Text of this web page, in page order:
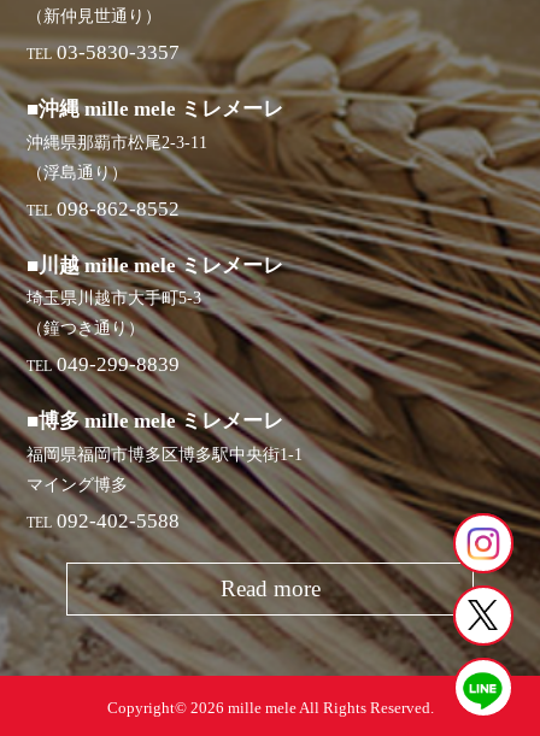
（新仲見世通り）
TEL 03-5830-3357
■沖縄 mille mele ミレメーレ
沖縄県那覇市松尾2-3-11
（浮島通り）
TEL 098-862-8552
■川越 mille mele ミレメーレ
埼玉県川越市大手町5-3
（鐘つき通り）
TEL 049-299-8839
■博多 mille mele ミレメーレ
福岡県福岡市博多区博多駅中央街1-1
マイング博多
TEL 092-402-5588
Read more
Copyright© 2026 mille mele All Rights Reserved.